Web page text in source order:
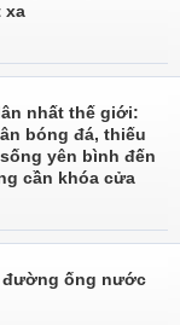
xa
nhất thế giới:
bóng đá, thiếu
yên bình đến
cần khóa cửa
đường ống nước